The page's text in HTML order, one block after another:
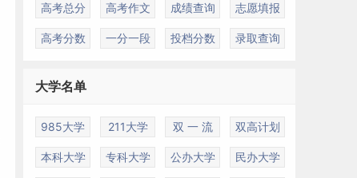
高考总分 高考作文 成绩查询 志愿填报
高考分数 一分一段 投档分数 录取查询
大学名单
985大学 211大学 双 一 流 双高计划
本科大学 专科大学 公办大学 民办大学